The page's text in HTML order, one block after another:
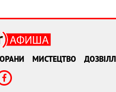
МИСТЕЦТВО